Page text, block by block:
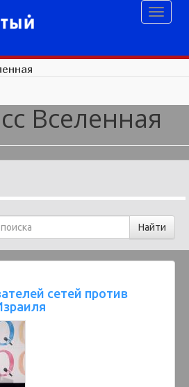
Вселенная
сетей против